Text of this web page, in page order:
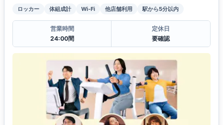
ロッカー 体組成計 Wi-Fi 他店舗利用 駅から5分以内
営業時間
24:00間
定休日
要確認